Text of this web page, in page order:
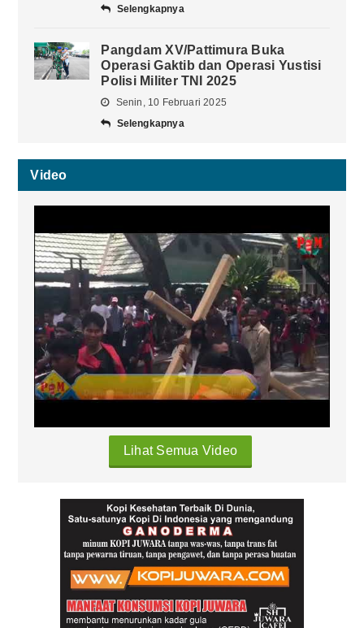
Selengkapnya
Pangdam XV/Pattimura Buka
Operasi Gaktib dan Operasi Yustisi
Polisi Militer TNI 2025
Senin, 10 Februari 2025
Selengkapnya
Video
Lihat Semua Video